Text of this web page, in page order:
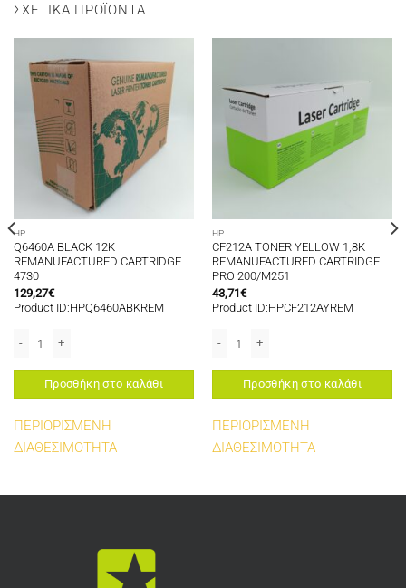
ΣΧΕΤΙΚΆ ΠΡΟΪΌΝΤΑ
HP
Q6460A BLACK 12K
REMANUFACTURED CARTRIDGE
4730
129,27€
Product ID:HPQ6460ABKREM
Προσθήκη στο καλάθι
ΠΕΡΙΟΡΙΣΜΕΝΗ
ΔΙΑΘΕΣΙΜΟΤΗΤΑ
HP
CF212A TONER YELLOW 1,8K
REMANUFACTURED CARTRIDGE
PRO 200/M251
43,71€
Product ID:HPCF212AYREM
Προσθήκη στο καλάθι
ΠΕΡΙΟΡΙΣΜΕΝΗ
ΔΙΑΘΕΣΙΜΟΤΗΤΑ